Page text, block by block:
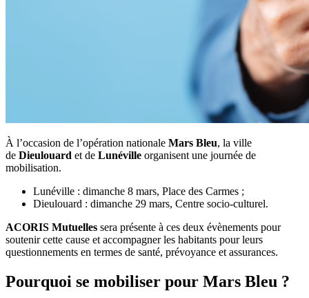
À l’occasion de l’opération nationale Mars Bleu, la ville
de Dieulouard et de Lunéville organisent une journée de
mobilisation.
Lunéville : dimanche 8 mars, Place des Carmes ;
Dieulouard : dimanche 29 mars, Centre socio-culturel.
ACORIS Mutuelles sera présente à ces deux évènements pour
soutenir cette cause et accompagner les habitants pour leurs
questionnements en termes de santé, prévoyance et assurances.
Pourquoi se mobiliser pour Mars Bleu ?